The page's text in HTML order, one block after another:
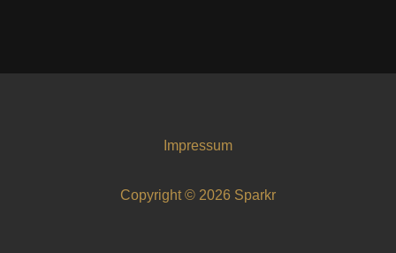
Impressum
Copyright © 2026 Sparkr